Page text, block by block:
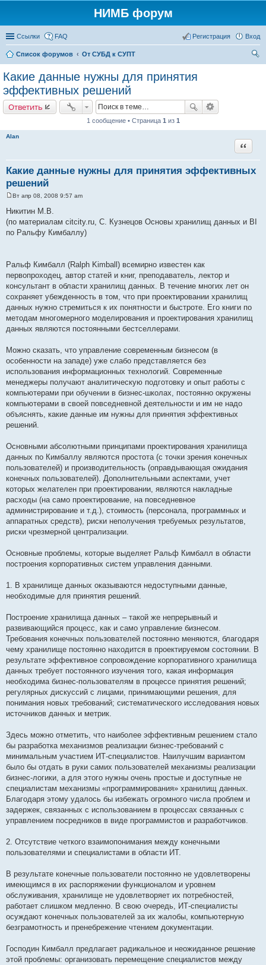
НИМБ форум
Ссылки FAQ Вход
Регистрация
Список форумов
От СУБД к СУПТ
Какие данные нужны для принятия
эффективных решений
Ответить
1 сообщение • Страница 1 из 1
Alan
Какие данные нужны для принятия эффективных
решений
Цитата
о
б
е
Вт апр 08, 2008 9:57 am
Никитин М.В.
(по материалам citcity.ru, С. Кузнецов Основы хранилищ данных и BI
по Ральфу Кимбаллу)
Ральф Кимбалл (Ralph Kimball) всемирно известен как
первопроходец, автор статей и книг, преподаватель, лектор и
консультант в области хранилищ данных. В течение многих лет он
сохраняет убежденность в том, что при проектировании хранилищ
данных нужно стремиться к их понятности и быстроте. Его книги по
методам многомерного моделирования и проектирования хранилищ
данных являются постоянными бестселлерами.
Можно сказать, что управление современным бизнесом (в
особенности на западе) уже слабо представляется без
использования информационных технологий. Современные
менеджеры получают аналитическую подготовку и опыт работы с
компьютерами при обучении в бизнес-школах, постоянно окружены
компьютерами в своей повседневной деятельности и им не надо
объяснять, какие данные им нужны для принятия эффективных
решений.
Основными абсолютными принципами проектирования хранилища
данных по Кимбаллу являются простота (с точки зрения конечных
пользователей) и производительность (оправдывающая ожидания
конечных пользователей). Дополнительными аспектами, учет
которых желателен при проектировании, являются накладные
расходы (на само проектирование, на повседневное
администрирование и т.д.), стоимость (персонала, программных и
аппаратных средств), риски неполучения требуемых результатов,
риски чрезмерной централизации.
Основные проблемы, которые выделяет Ральф Кимбалл в области
построения корпоративных систем управления данными.
1. В хранилище данных оказываются недоступными данные,
необходимые для принятия решений.
Построение хранилища данных – такой же непрерывный и
развивающийся процесс, как и само управление бизнесом.
Требования конечных пользователей постоянно меняются, благодаря
чему хранилище постоянно находится в проектируемом состоянии. В
результате эффективное сопровождение корпоративного хранилища
данных требует постоянного изучения того, какая информация
необходима бизнес-пользователям в процессе принятия решений;
регулярных дискуссий с лицами, принимающими решения, для
понимания новых требований; систематического исследования новых
источников данных и метрик.
Здесь можно отметить, что наиболее эффективным решением стало
бы разработка механизмов реализации бизнес-требований с
минимальным участием ИТ-специалистов. Наилучшим вариантом
было бы отдать в руки самих пользователей механизмы реализации
бизнес-логики, а для этого нужны очень простые и доступные не
специалистам механизмы «программирования» хранилищ данных.
Благодаря этому удалось бы избежать огромного числа проблем и
задержек, связанных с использованием в процессах связанных с
управлением посредников в виде программистов и разработчиков.
2. Отсутствие четкого взаимопонимания между конечными
пользователями и специалистами в области ИТ.
В результате конечные пользователи постоянно не удовлетворены
имеющимся в их распоряжении функционалом и уровнем
обслуживания, хранилище не удовлетворяет их потребностей,
работает слишком медленно. В свою очередь, ИТ-специалисты
осуждают конечных пользователей за их жалобы, компьютерную
безграмотность и пренебрежение чтением документации.
Господин Кимбалл предлагает радикальное и неожиданное решение
этой проблемы: организовать перемещение специалистов между